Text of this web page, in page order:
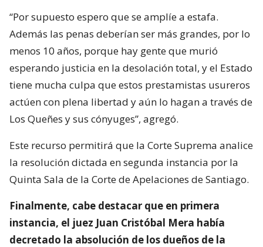
“Por supuesto espero que se amplíe a estafa.
Además las penas deberían ser más grandes, por lo
menos 10 años, porque hay gente que murió
esperando justicia en la desolación total, y el Estado
tiene mucha culpa que estos prestamistas usureros
actúen con plena libertad y aún lo hagan a través de
Los Queñes y sus cónyuges”, agregó.
Este recurso permitirá que la Corte Suprema analice
la resolución dictada en segunda instancia por la
Quinta Sala de la Corte de Apelaciones de Santiago.
Finalmente, cabe destacar que en primera
instancia, el juez Juan Cristóbal Mera había
decretado la absolución de los dueños de la